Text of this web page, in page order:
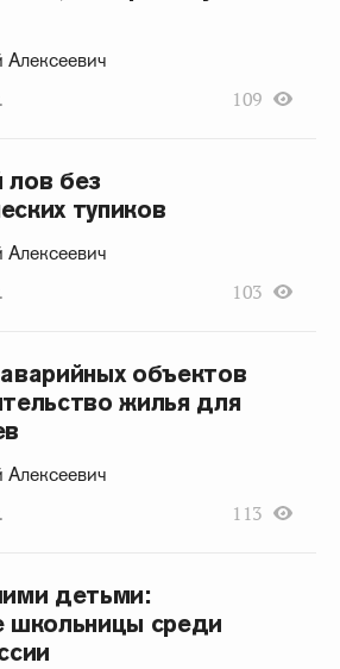
109
без
тупиков
103
объектов
жилья для
113
детьми:
школьницы среди